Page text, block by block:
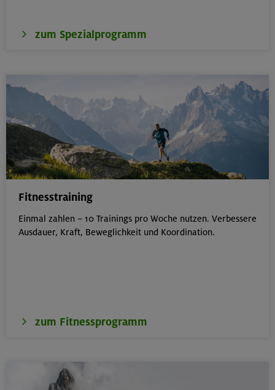
zum Spezialprogramm
Fitnesstraining
Einmal zahlen – 10 Trainings pro Woche nutzen. Verbessere
Ausdauer, Kraft, Beweglichkeit und Koordination.
zum Fitnessprogramm